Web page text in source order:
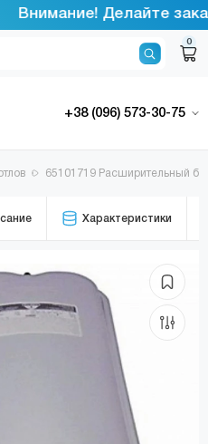
Внимание! Делайте
0
+38 (096) 573-30-75
65101719 Расширительный
Характеристики